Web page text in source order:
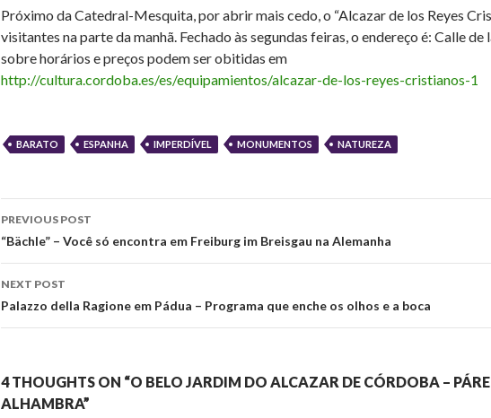
Próximo da Catedral-Mesquita, por abrir mais cedo, o “Alcazar de los Reyes
visitantes na parte da manhã. Fechado às segundas feiras, o endereço é: Calle
sobre horários e preços podem ser obitidas em
http://cultura.cordoba.es/es/equipamientos/alcazar-de-los-reyes-cristianos-1
BARATO ESPANHA IMPERDÍVEL MONUMENTOS NATUREZA
Post
navigation
PREVIOUS POST
“Bächle” – Você só encontra em Freiburg im Breisgau na Alemanha
NEXT POST
Palazzo della Ragione em Pádua – Programa que enche os olhos e a boca
4 THOUGHTS ON “O BELO JARDIM DO ALCAZAR DE CÓRDOBA –
ALHAMBRA”